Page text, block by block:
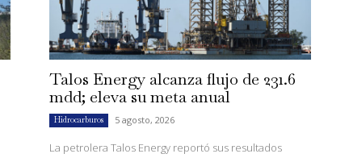
Talos Energy alcanza flujo de 231.6
mdd; eleva su meta anual
Hidrocarburos 5 agosto, 2026
La petrolera Talos Energy reportó sus resultados